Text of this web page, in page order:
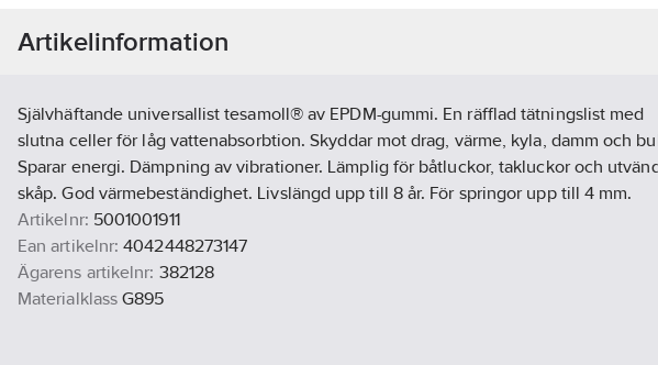
Artikelinformation
Självhäftande universallist tesamoll® av EPDM-gummi. En räfflad tätningslist med
slutna celler för låg vattenabsorbtion. Skyddar mot drag, värme, kyla, damm och
Sparar energi. Dämpning av vibrationer. Lämplig för båtluckor, takluckor och
skåp. God värmebeständighet. Livslängd upp till 8 år. För springor upp till 4 mm.
Artikelnr: 5001001911
Ean artikelnr: 4042448273147
Ägarens artikelnr: 382128
Materialklass G895